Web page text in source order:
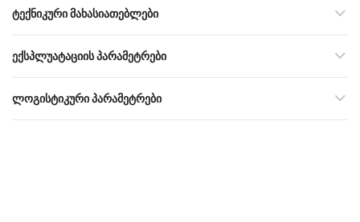
ᲢᲔᲥᲜᲘᲙᲣᲠᲘ ᲛᲐᲮᲐᲡᲘᲐᲗᲔᲑᲚᲔᲑᲘ
ᲔᲥᲡᲞᲚᲣᲐᲢᲐᲪᲘᲘᲡ ᲞᲐᲠᲐᲛᲔᲢᲠᲔᲑᲘ
ᲚᲝᲒᲘᲡᲢᲘᲙᲣᲠᲘ ᲞᲐᲠᲐᲛᲔᲢᲠᲔᲑᲘ